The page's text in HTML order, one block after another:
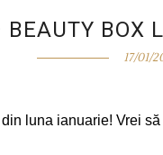
BOX
17/01/
luna ianuarie! Vrei